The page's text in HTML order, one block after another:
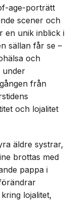
age-porträtt
scener och
en unik inblick i
sällan får se –
och
under
från
och lojalitet
äldre systrar,
brottas med
pappa i
lojalitet,